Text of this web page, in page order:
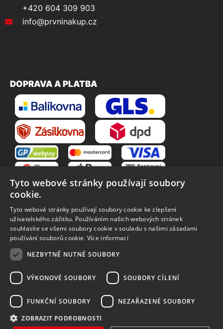
+420 604 309 903
info@prvninakup.cz
DOPRAVA A PLATBA
VŠE O NÁKUPU
O nás
Obchodní podmínky
Reklamační řád
Vrácení zboží
Zpracování osobních údajů
Způsoby dopravy
Tyto webové stránky používají soubory
cookie.
Tyto webové stránky používají soubory cookie ke zlepšení
uživatelského zážitku. Používáním našich webových stránek
souhlasíte se všemi soubory cookie v souladu s našimi zásadami
používání souborů cookie. Více informací
NEZBYTNĚ NUTNÉ SOUBORY
VÝKONOVÉ SOUBORY SOUBORY CÍLENÍ
FUNKČNÍ SOUBORY NEZAŘAZENÉ SOUBORY
ZOBRAZIT PODROBNOSTI